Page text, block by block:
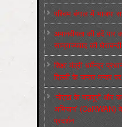
पश्चिम बंगाल में
अमानवीयता की हदें पार
साम्राज्यवाद की घेराबन्दी
शिक्षा मंत्री धर्मेन्द्र
दिल्ली के जन्तर-मन्तर
‘नोएडा के मज़दूरों और
अभियान’ (CaRWAN)
प्रदर्शन